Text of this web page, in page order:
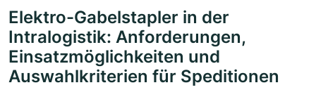
Elektro-Gabelstapler in der
Intralogistik: Anforderungen,
Einsatzmöglichkeiten und
Auswahlkriterien für Speditionen